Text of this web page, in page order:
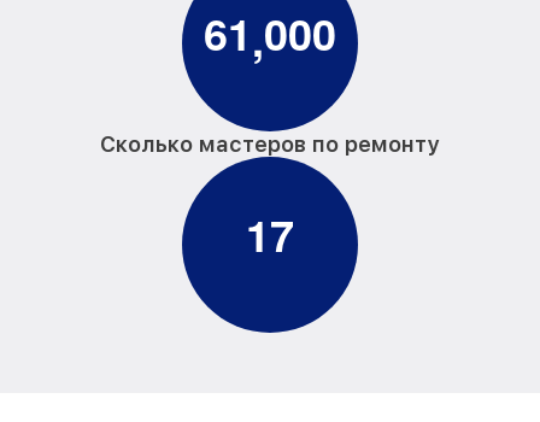
61,000
Сколько мастеров по ремонту
17